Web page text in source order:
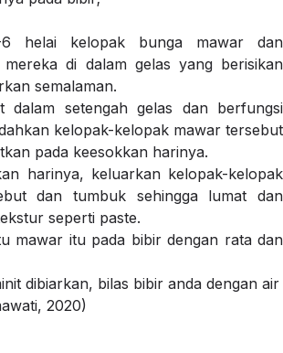
6 helai kelopak bunga mawar dan
di dalam gelas yang berisikan
semalaman.
dalam setengah gelas dan berfungsi
kelopak-kelopak mawar tersebut
pada keesokkan harinya.
harinya, keluarkan kelopak-kelopak
dan tumbuk sehingga lumat dan
seperti paste.
mawar itu pada bibir dengan rata dan
dibiarkan, bilas bibir anda dengan air
2020)